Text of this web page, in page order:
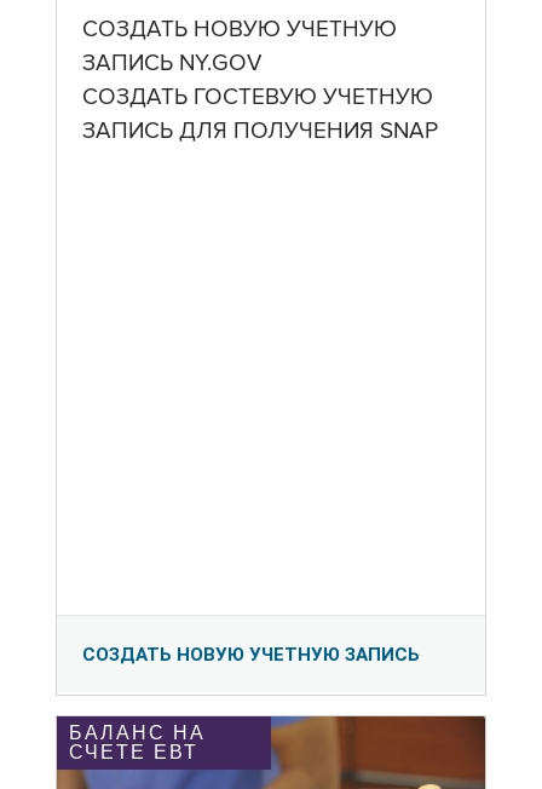
СОЗДАТЬ НОВУЮ УЧЕТНУЮ
ЗАПИСЬ NY.GOV
СОЗДАТЬ ГОСТЕВУЮ УЧЕТНУЮ
ЗАПИСЬ ДЛЯ ПОЛУЧЕНИЯ SNAP
СОЗДАТЬ НОВУЮ УЧЕТНУЮ ЗАПИСЬ
БАЛАНС НА
СЧЕТЕ ЕВТ